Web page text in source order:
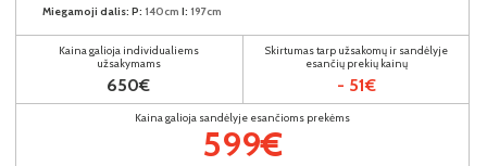
Miegamoji dalis: P: 140cm I: 197cm
Kaina galioja individualiems
užsakymams
650€
Skirtumas tarp užsakomų ir sandėlyje
esančių prekių kainų
- 51€
Kaina galioja sandėlyje esančioms prekėms
599€